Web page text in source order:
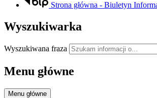
Strona główna - Biuletyn
Wyszukiwarka
Wyszukiwana fraza
Menu główne
Menu główne